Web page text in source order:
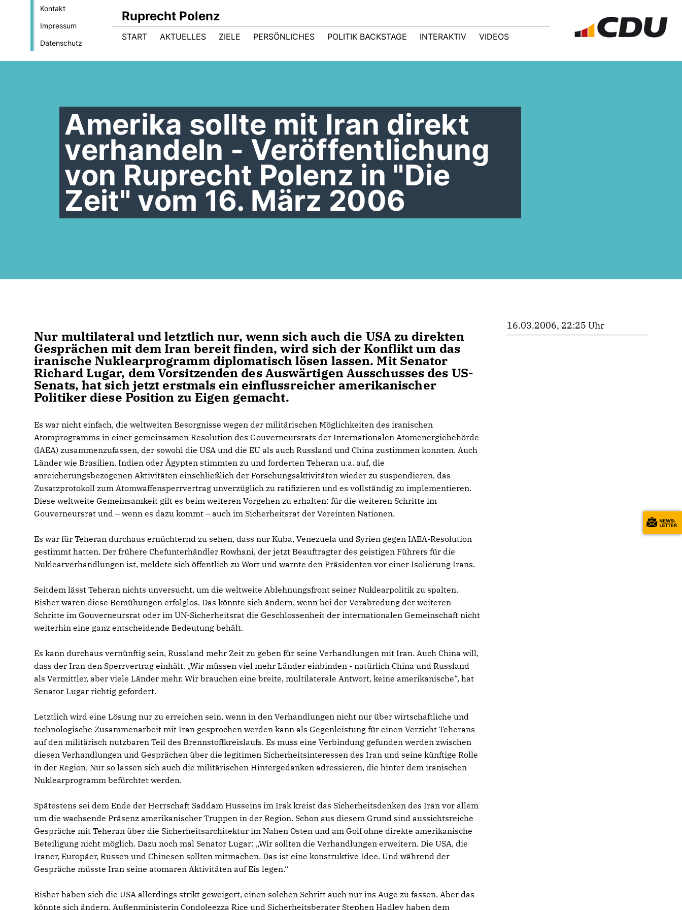
Kontakt
Impressum
Datenschutz
Ruprecht Polenz
START AKTUELLES ZIELE PERSÖNLICHES POLITIK BACKSTAGE INTERAKTIV VIDEOS
Amerika sollte mit Iran direkt
verhandeln - Veröffentlichung
von Ruprecht Polenz in "Die
Zeit" vom 16. März 2006
Nur multilateral und letztlich nur, wenn sich auch die USA zu direkten
Gesprächen mit dem Iran bereit finden, wird sich der Konflikt um das
iranische Nuklearprogramm diplomatisch lösen lassen. Mit Senator
Richard Lugar, dem Vorsitzenden des Auswärtigen Ausschusses des US-
Senats, hat sich jetzt erstmals ein einflussreicher amerikanischer
Politiker diese Position zu Eigen gemacht.
Es war nicht einfach, die weltweiten Besorgnisse wegen der militärischen Möglichkeiten des iranischen
Atomprogramms in einer gemeinsamen Resolution des Gouverneursrats der Internationalen Atomenergiebehörde
(IAEA) zusammenzufassen, der sowohl die USA und die EU als auch Russland und China zustimmen konnten. Auch
Länder wie Brasilien, Indien oder Ägypten stimmten zu und forderten Teheran u.a. auf, die
anreicherungsbezogenen Aktivitäten einschließlich der Forschungsaktivitäten wieder zu suspendieren, das
Zusatzprotokoll zum Atomwaffensperrvertrag unverzüglich zu ratifizieren und es vollständig zu implementieren.
Diese weltweite Gemeinsamkeit gilt es beim weiteren Vorgehen zu erhalten: für die weiteren Schritte im
Gouverneursrat und – wenn es dazu kommt – auch im Sicherheitsrat der Vereinten Nationen.
Es war für Teheran durchaus ernüchternd zu sehen, dass nur Kuba, Venezuela und Syrien gegen IAEA-Resolution
gestimmt hatten. Der frühere Chefunterhändler Rowhani, der jetzt Beauftragter des geistigen Führers für die
Nuklearverhandlungen ist, meldete sich öffentlich zu Wort und warnte den Präsidenten vor einer Isolierung Irans.
Seitdem lässt Teheran nichts unversucht, um die weltweite Ablehnungsfront seiner Nuklearpolitik zu spalten.
Bisher waren diese Bemühungen erfolglos. Das könnte sich ändern, wenn bei der Verabredung der weiteren
Schritte im Gouverneursrat oder im UN-Sicherheitsrat die Geschlossenheit der internationalen Gemeinschaft nicht
weiterhin eine ganz entscheidende Bedeutung behält.
Es kann durchaus vernünftig sein, Russland mehr Zeit zu geben für seine Verhandlungen mit Iran. Auch China will,
dass der Iran den Sperrvertrag einhält. „Wir müssen viel mehr Länder einbinden - natürlich China und Russland
als Vermittler, aber viele Länder mehr. Wir brauchen eine breite, multilaterale Antwort, keine amerikanische“, hat
Senator Lugar richtig gefordert.
Letztlich wird eine Lösung nur zu erreichen sein, wenn in den Verhandlungen nicht nur über wirtschaftliche und
technologische Zusammenarbeit mit Iran gesprochen werden kann als Gegenleistung für einen Verzicht Teherans
auf den militärisch nutzbaren Teil des Brennstoffkreislaufs. Es muss eine Verbindung gefunden werden zwischen
diesen Verhandlungen und Gesprächen über die legitimen Sicherheitsinteressen des Iran und seine künftige Rolle
in der Region. Nur so lassen sich auch die militärischen Hintergedanken adressieren, die hinter dem iranischen
Nuklearprogramm befürchtet werden.
Spätestens sei dem Ende der Herrschaft Saddam Husseins im Irak kreist das Sicherheitsdenken des Iran vor allem
um die wachsende Präsenz amerikanischer Truppen in der Region. Schon aus diesem Grund sind aussichtsreiche
Gespräche mit Teheran über die Sicherheitsarchitektur im Nahen Osten und am Golf ohne direkte amerikanische
Beteiligung nicht möglich. Dazu noch mal Senator Lugar: „Wir sollten die Verhandlungen erweitern. Die USA, die
Iraner, Europäer, Russen und Chinesen sollten mitmachen. Das ist eine konstruktive Idee. Und während der
Gespräche müsste Iran seine atomaren Aktivitäten auf Eis legen.“
Bisher haben sich die USA allerdings strikt geweigert, einen solchen Schritt auch nur ins Auge zu fassen. Aber das
könnte sich ändern. Außenministerin Condoleezza Rice und Sicherheitsberater Stephen Hadley haben dem
16.03.2006, 22:25 Uhr